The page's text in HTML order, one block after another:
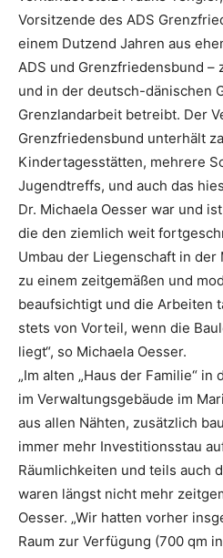
Vorsitzende des ADS
einem Dutzend Jahren aus
ADS und Grenzfriedensbund –
und in der deutsch-dänischen
Grenzlandarbeit betreibt. Der
Grenzfriedensbund unterhält
Kindertagesstätten, mehrere
Jugendtreffs, und auch das
Dr. Michaela Oesser war und
die den ziemlich weit
Umbau der Liegenschaft in der
zu einem zeitgemäßen und
beaufsichtigt und die Arbeiten
stets von Vorteil, wenn die
liegt“, so Michaela Oesser.
„Im alten „Haus der Familie“
im Verwaltungsgebäude im
aus allen Nähten, zusätzlich
immer mehr Investitionsstau
Räumlichkeiten und teils auch
waren längst nicht mehr
Oesser. „Wir hatten vorher
Raum zur Verfügung (700 qm